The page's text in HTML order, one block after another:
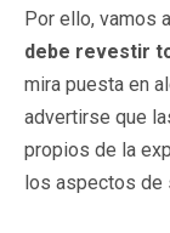
Por ello, vamos
debe revestir
mira puesta en
advertirse que
propios de la
los aspectos de